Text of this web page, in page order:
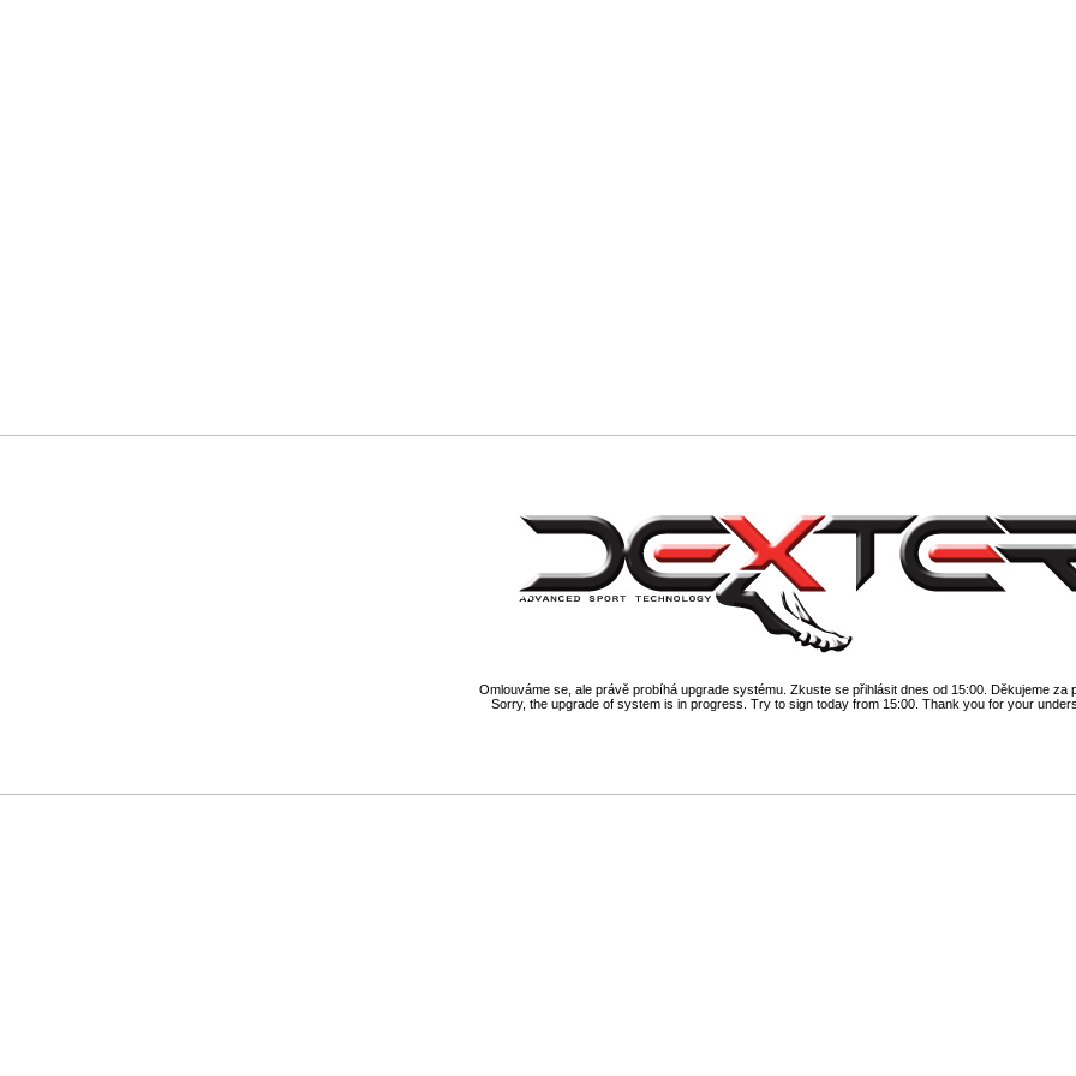
Omlouváme se, ale právě probíhá upgrade systému. Zkuste se přihlásit dnes od 15:00. Děkujeme za
Sorry, the upgrade of system is in progress. Try to sign today from 15:00. Thank you for your